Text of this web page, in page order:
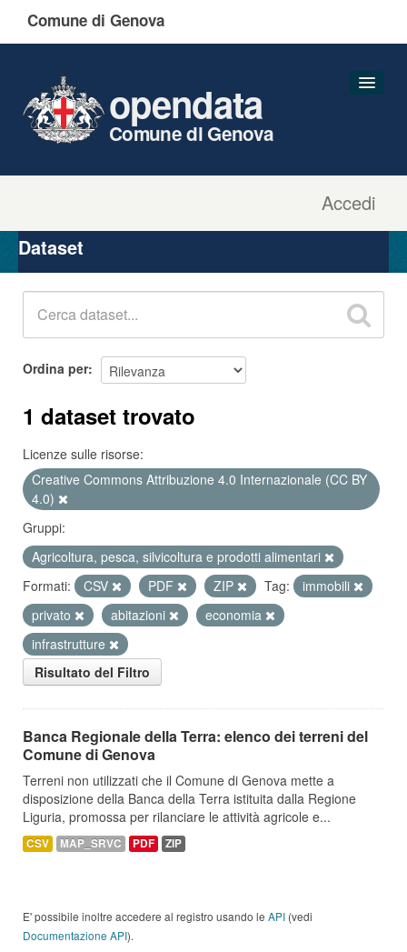
Comune di Genova
Accedi
opendata
Comune di Genova
Organizzazioni
Gruppi
Dataset
Ordina per
1 dataset trovato
Licenze sulle risorse:
Creative Commons Attribuzione 4.0 Internazionale (CC BY
4.0)
Gruppi:
Agricoltura, pesca, silvicoltura e prodotti alimentari
Formati:
CSV PDF ZIP Tag:
immobili
privato
abitazioni
economia
infrastrutture
Risultato del Filtro
Banca Regionale della Terra: elenco dei terreni del
Comune di Genova
Terreni non utilizzati che il Comune di Genova mette a
disposizione della Banca della Terra istituita dalla Regione
Liguria, promossa per rilanciare le attività agricole e...
CSV MAP_SRVC PDF ZIP
E' possibile inoltre accedere al registro usando le API (vedi
Documentazione API).